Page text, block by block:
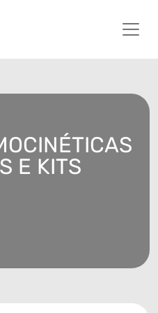
E KITS